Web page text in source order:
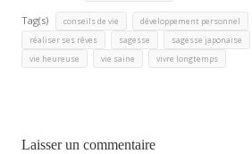
Tag(s) conseils de vie développement personnel
réaliser ses rêves sagesse sagesse japonaise
vie heureuse vie saine vivre longtemps
Laisser un commentaire